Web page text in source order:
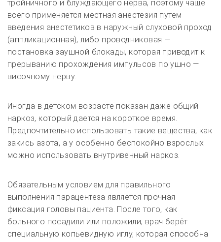
тройничного и блуждающего нерва, поэтому чаще
всего применяется местная анестезия путем
введения анестетиков в наружный слуховой проход
(аппликационная), либо проводниковая —
постановка заушной блокады, которая приводит к
прерыванию прохождения импульсов по ушно —
височному нерву.
Иногда в детском возрасте показан даже общий
наркоз, который дается на короткое время.
Предпочтительно использовать такие вещества, как
закись азота, а у особенно беспокойно взрослых
можно использовать внутривенный наркоз.
Обязательным условием для правильного
выполнения парацентеза является прочная
фиксация головы пациента. После того, как
больного посадили или положили, врач берёт
специальную копьевидную иглу, которая способна